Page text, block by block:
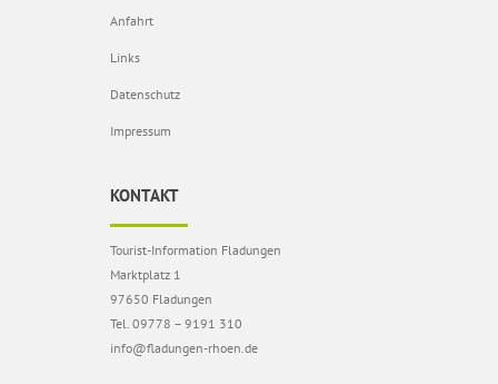
Anfahrt
Links
Datenschutz
Impressum
KONTAKT
Tourist-Information Fladungen
Marktplatz 1
97650 Fladungen
Tel. 09778 – 9191 310
info@fladungen-rhoen.de